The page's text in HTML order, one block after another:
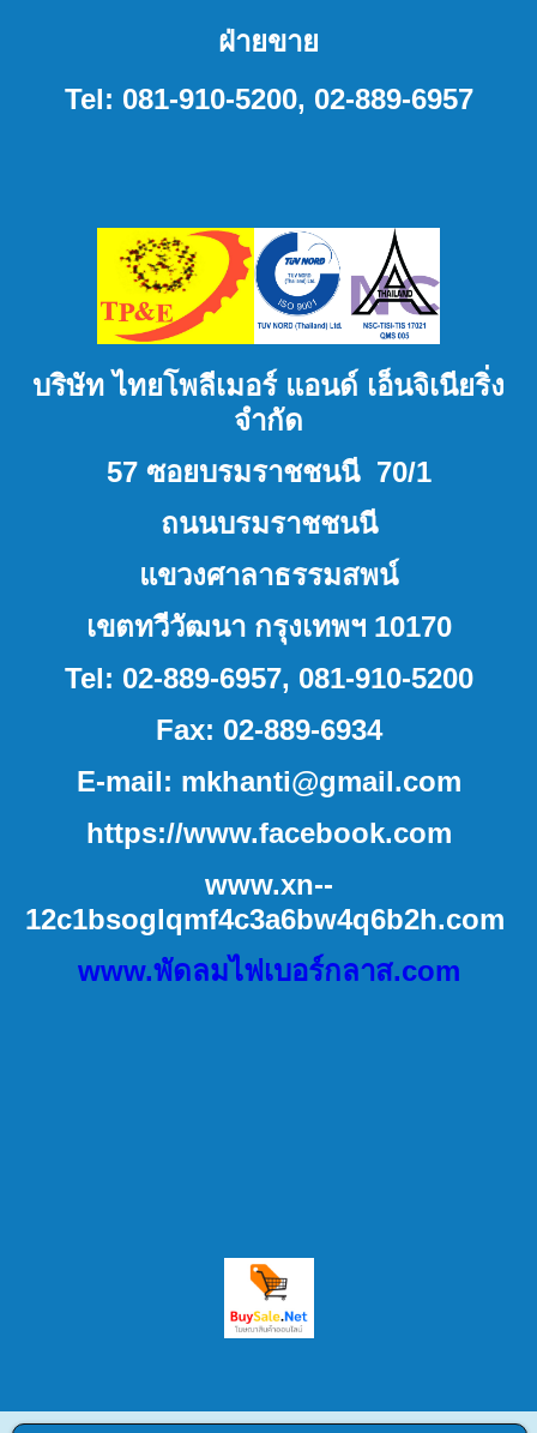
ฝ่ายขาย
Tel: 081-910-5200, 02-889-6957
บริษัท ไทยโพลีเมอร์ แอนด์ เอ็นจิเนียริ่ง
จำกัด
57ซอยบรมราชชนนี 70/1
ถนนบรมราชชนนี
แขวงศาลาธรรมสพน์
เขตทวีวัฒนา กรุงเทพฯ10170
Tel: 02-889-6957, 081-910-5200
Fax: 02-889-6934
E-mail: mkhanti@gmail.com
https://www.facebook.com
www.xn--
12c1bsoglqmf4c3a6bw4q6b2h.com
www.พัดลมไฟเบอร์กลาส.com